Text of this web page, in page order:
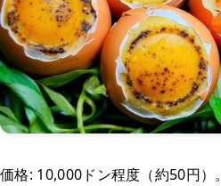
価格: 10,000ドン程度（約50円）。